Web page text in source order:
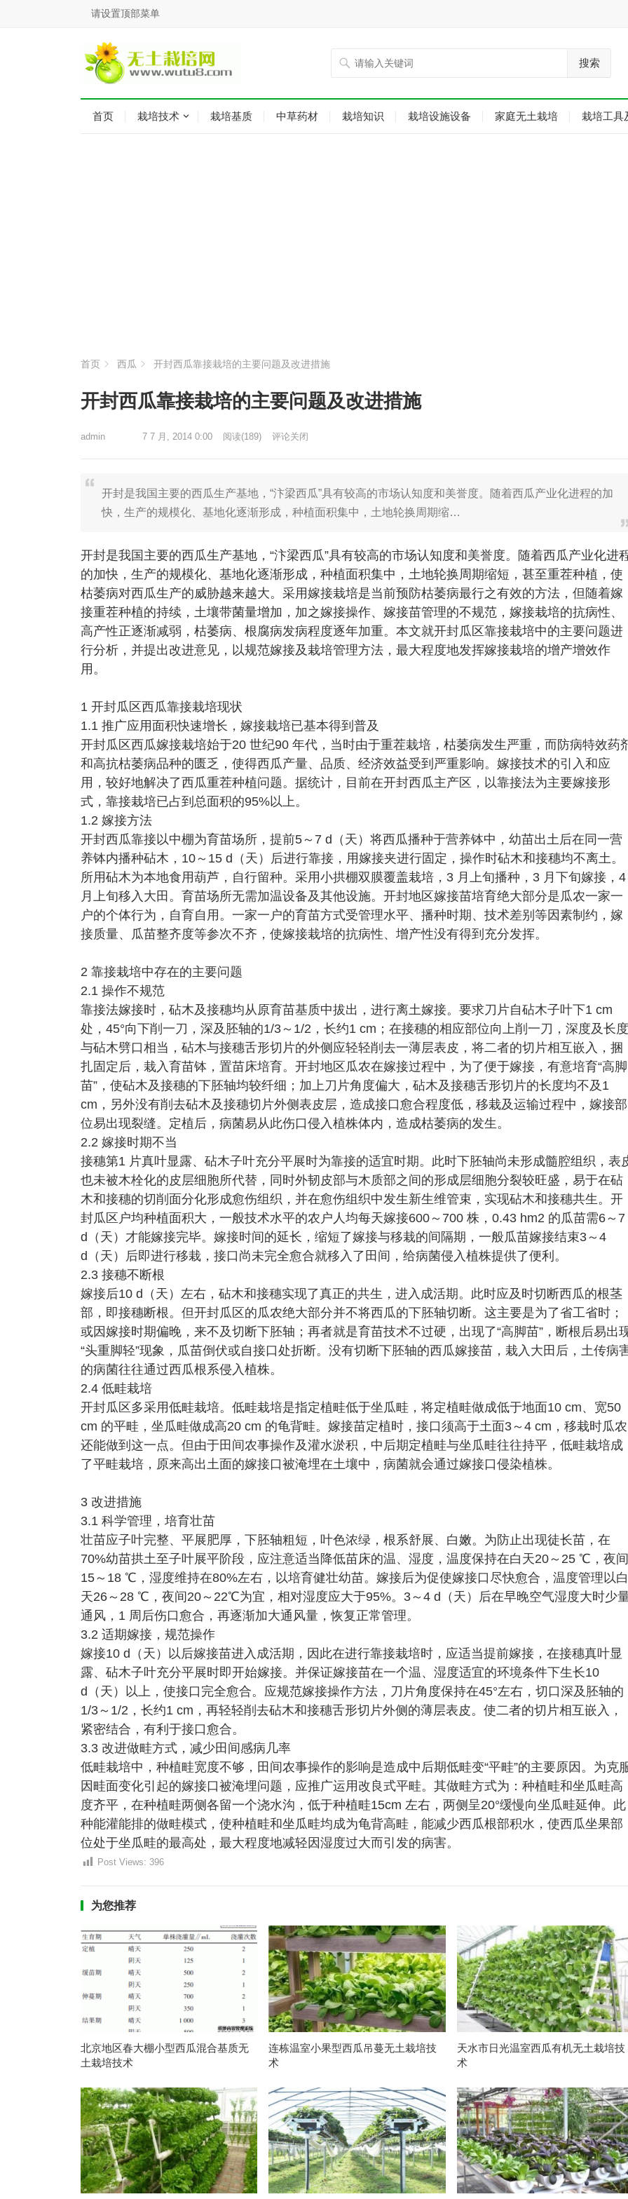
请设置顶部菜单
搜索
首页 栽培技术 栽培基质 中草药材 栽培知识 栽培设施设备 家庭无土栽培 栽培工具
首页 西瓜 开封西瓜靠接栽培的主要问题及改进措施
开封西瓜靠接栽培的主要问题及改进措施
admin 7 7 月, 2014 0:00 阅读(189) 评论关闭
开封是我国主要的西瓜生产基地，“汴梁西瓜”具有较高的市场认知度和美誉度。随着西瓜产业化进程的加
快，生产的规模化、基地化逐渐形成，种植面积集中，土地轮换周期缩…
开封是我国主要的西瓜生产基地，“汴梁西瓜”具有较高的市场认知度和美誉度。随着西瓜产业化进
的加快，生产的规模化、基地化逐渐形成，种植面积集中，土地轮换周期缩短，甚至重茬种植，使
枯萎病对西瓜生产的威胁越来越大。采用嫁接栽培是当前预防枯萎病最行之有效的方法，但随着嫁
接重茬种植的持续，土壤带菌量增加，加之嫁接操作、嫁接苗管理的不规范，嫁接栽培的抗病性、
高产性正逐渐减弱，枯萎病、根腐病发病程度逐年加重。本文就开封瓜区靠接栽培中的主要问题进
行分析，并提出改进意见，以规范嫁接及栽培管理方法，最大程度地发挥嫁接栽培的增产增效作
用。
1 开封瓜区西瓜靠接栽培现状
1.1 推广应用面积快速增长，嫁接栽培已基本得到普及
开封瓜区西瓜嫁接栽培始于20 世纪90 年代，当时由于重茬栽培，枯萎病发生严重，而防病特效药
和高抗枯萎病品种的匮乏，使得西瓜产量、品质、经济效益受到严重影响。嫁接技术的引入和应
用，较好地解决了西瓜重茬种植问题。据统计，目前在开封西瓜主产区，以靠接法为主要嫁接形
式，靠接栽培已占到总面积的95%以上。
1.2 嫁接方法
开封西瓜靠接以中棚为育苗场所，提前5～7 d（天）将西瓜播种于营养钵中，幼苗出土后在同一营
养钵内播种砧木，10～15 d（天）后进行靠接，用嫁接夹进行固定，操作时砧木和接穗均不离土。
所用砧木为本地食用葫芦，自行留种。采用小拱棚双膜覆盖栽培，3 月上旬播种，3 月下旬嫁接，4
月上旬移入大田。育苗场所无需加温设备及其他设施。开封地区嫁接苗培育绝大部分是瓜农一家一
户的个体行为，自育自用。一家一户的育苗方式受管理水平、播种时期、技术差别等因素制约，嫁
接质量、瓜苗整齐度等参次不齐，使嫁接栽培的抗病性、增产性没有得到充分发挥。
2 靠接栽培中存在的主要问题
2.1 操作不规范
靠接法嫁接时，砧木及接穗均从原育苗基质中拔出，进行离土嫁接。要求刀片自砧木子叶下1 cm
处，45°向下削一刀，深及胚轴的1/3～1/2，长约1 cm；在接穗的相应部位向上削一刀，深度及长度
与砧木劈口相当，砧木与接穗舌形切片的外侧应轻轻削去一薄层表皮，将二者的切片相互嵌入，捆
扎固定后，栽入育苗钵，置苗床培育。开封地区瓜农在嫁接过程中，为了便于嫁接，有意培育“高脚
苗”，使砧木及接穗的下胚轴均较纤细；加上刀片角度偏大，砧木及接穗舌形切片的长度均不及1
cm，另外没有削去砧木及接穗切片外侧表皮层，造成接口愈合程度低，移栽及运输过程中，嫁接部
位易出现裂缝。定植后，病菌易从此伤口侵入植株体内，造成枯萎病的发生。
2.2 嫁接时期不当
接穗第1 片真叶显露、砧木子叶充分平展时为靠接的适宜时期。此时下胚轴尚未形成髓腔组织，表
也未被木栓化的皮层细胞所代替，同时外韧皮部与木质部之间的形成层细胞分裂较旺盛，易于在砧
木和接穗的切削面分化形成愈伤组织，并在愈伤组织中发生新生维管束，实现砧木和接穗共生。开
封瓜区户均种植面积大，一般技术水平的农户人均每天嫁接600～700 株，0.43 hm2 的瓜苗需6～7
d（天）才能嫁接完毕。嫁接时间的延长，缩短了嫁接与移栽的间隔期，一般瓜苗嫁接结束3～4
d（天）后即进行移栽，接口尚未完全愈合就移入了田间，给病菌侵入植株提供了便利。
2.3 接穗不断根
嫁接后10 d（天）左右，砧木和接穗实现了真正的共生，进入成活期。此时应及时切断西瓜的根茎
部，即接穗断根。但开封瓜区的瓜农绝大部分并不将西瓜的下胚轴切断。这主要是为了省工省时；
或因嫁接时期偏晚，来不及切断下胚轴；再者就是育苗技术不过硬，出现了“高脚苗”，断根后易出
“头重脚轻”现象，瓜苗倒伏或自接口处折断。没有切断下胚轴的西瓜嫁接苗，栽入大田后，土传病
的病菌往往通过西瓜根系侵入植株。
2.4 低畦栽培
开封瓜区多采用低畦栽培。低畦栽培是指定植畦低于坐瓜畦，将定植畦做成低于地面10 cm、宽50
cm 的平畦，坐瓜畦做成高20 cm 的龟背畦。嫁接苗定植时，接口须高于土面3～4 cm，移栽时瓜农
还能做到这一点。但由于田间农事操作及灌水淤积，中后期定植畦与坐瓜畦往往持平，低畦栽培成
了平畦栽培，原来高出土面的嫁接口被淹埋在土壤中，病菌就会通过嫁接口侵染植株。
3 改进措施
3.1 科学管理，培育壮苗
壮苗应子叶完整、平展肥厚，下胚轴粗短，叶色浓绿，根系舒展、白嫩。为防止出现徒长苗，在
70%幼苗拱土至子叶展平阶段，应注意适当降低苗床的温、湿度，温度保持在白天20～25 ℃，夜间
15～18 ℃，湿度维持在80%左右，以培育健壮幼苗。嫁接后为促使嫁接口尽快愈合，温度管理以白
天26～28 ℃，夜间20～22℃为宜，相对湿度应大于95%。3～4 d（天）后在早晚空气湿度大时少
通风，1 周后伤口愈合，再逐渐加大通风量，恢复正常管理。
3.2 适期嫁接，规范操作
嫁接10 d（天）以后嫁接苗进入成活期，因此在进行靠接栽培时，应适当提前嫁接，在接穗真叶显
露、砧木子叶充分平展时即开始嫁接。并保证嫁接苗在一个温、湿度适宜的环境条件下生长10
d（天）以上，使接口完全愈合。应规范嫁接操作方法，刀片角度保持在45°左右，切口深及胚轴的
1/3～1/2，长约1 cm，再轻轻削去砧木和接穗舌形切片外侧的薄层表皮。使二者的切片相互嵌入，
紧密结合，有利于接口愈合。
3.3 改进做畦方式，减少田间感病几率
低畦栽培中，种植畦宽度不够，田间农事操作的影响是造成中后期低畦变“平畦”的主要原因。为克
因畦面变化引起的嫁接口被淹埋问题，应推广运用改良式平畦。其做畦方式为：种植畦和坐瓜畦高
度齐平，在种植畦两侧各留一个浇水沟，低于种植畦15cm 左右，两侧呈20°缓慢向坐瓜畦延伸。此
种能灌能排的做畦模式，使种植畦和坐瓜畦均成为龟背高畦，能减少西瓜根部积水，使西瓜坐果部
位处于坐瓜畦的最高处，最大程度地减轻因湿度过大而引发的病害。
Post Views: 396
为您推荐
北京地区春大棚小型西瓜混合基质无
土栽培技术
连栋温室小果型西瓜吊蔓无土栽培技
术
天水市日光温室西瓜有机无土栽培技
术